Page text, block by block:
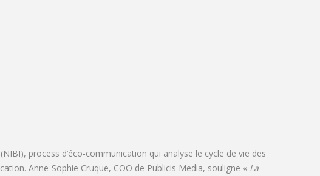
process d’éco-communication qui analyse le cycle de vie des
Anne-Sophie Cruque, COO de Publicis Media, souligne « La